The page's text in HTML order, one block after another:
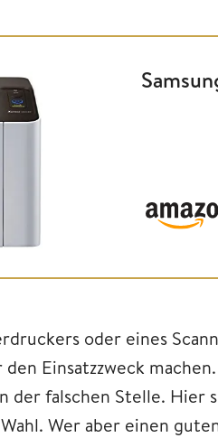
oder eines
Einsatzzweck
der falschen Stelle. Hier
Wer aber einen